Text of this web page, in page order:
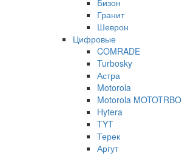
Гранит
Шеврон
Цифровые
COMRADE
Turbosky
Астра
Motorola
Motorola MOTOTRBO
Hytera
TYT
Терек
Аргут